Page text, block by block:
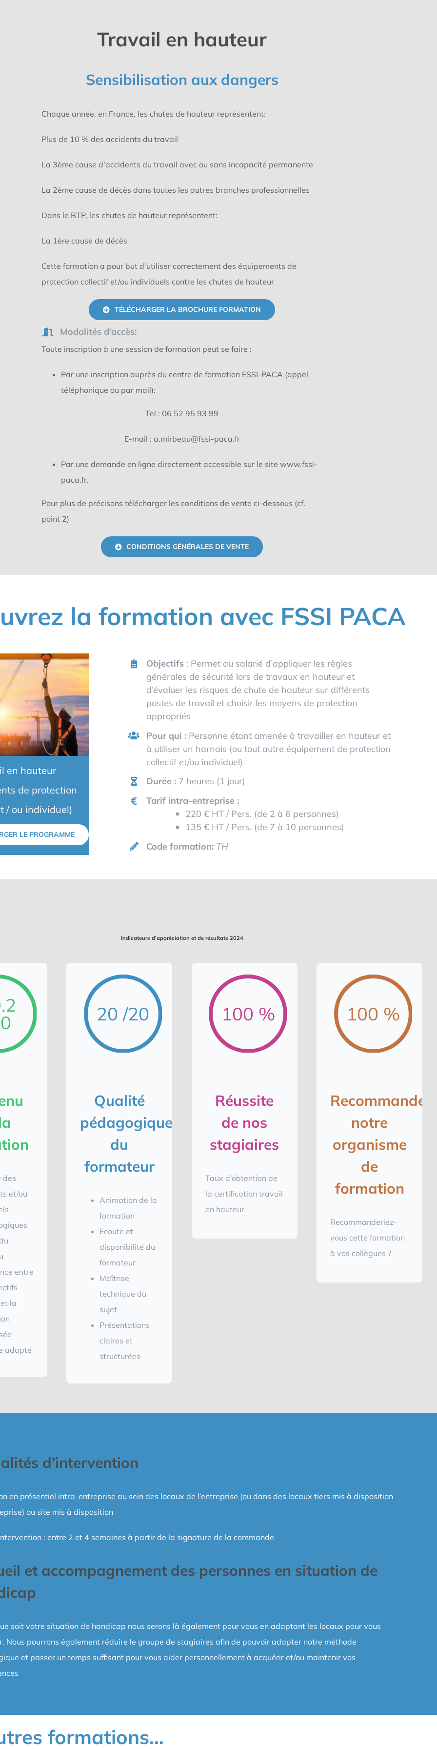
Travail en hauteur
Sensibilisation aux dangers
Chaque année, en France, les chutes de hauteur représentent:
Plus de 10 % des accidents du travail
La 3ème cause d’accidents du travail avec ou sans incapacité permanente
La 2ème cause de décès dans toutes les autres branches professionnelles
Dans le BTP, les chutes de hauteur représentent:
La 1ère cause de décès
Cette formation a pour but d’utiliser correctement des équipements de
protection collectif et/ou individuels contre les chutes de hauteur
TÉLÉCHARGER LA BROCHURE FORMATION
Modalités d’accès:
Toute inscription à une session de formation peut se faire :
Par une inscription auprès du centre de formation FSSI-PACA (appel
téléphonique ou par mail):
Tel : 06 52 95 93 99
E-mail : a.mirbeau@fssi-paca.fr
Par une demande en ligne directement accessible sur le site www.fssi-
paca.fr.
Pour plus de précisons télécharger les conditions de vente ci-dessous (cf.
point 2)
CONDITIONS GÉNÉRALES DE VENTE
la formation avec FSSI PACA
en hauteur
de protection
/ ou individuel)
LE PROGRAMME
Objectifs: Permet au salarié d’appliquer les règles
générales de sécurité lors de travaux en hauteur et
d’évaluer les risques de chute de hauteur sur différents
postes de travail et choisir les moyens de protection
appropriés
Pour qui :Personne étant amenée à travailler en hauteur et
à utiliser un harnais (ou tout autre équipement de protection
collectif et/ou individuel)
Durée : 7 heures (1 jour)
Tarif intra-entreprise :
220 € HT / Pers. (de 2 à 6 personnes)
135 € HT / Pers. (de 7 à 10 personnes)
Code formation: TH
Indicateurs d’appréciation et de résultats 2024
des
et/ou
entre
la
adapté
20 /20
Qualité
pédagogique
du
formateur
Animation de la
formation
Ecoute et
disponibilité du
formateur
Maîtrise
technique du
sujet
Présentations
claires et
structurées
100 %
Réussite
de nos
stagiaires
Taux d’obtention de
la certification travail
en hauteur
100 %
Recommande
notre
organisme
de
formation
Recommanderiez-
vous cette formation
à vos collègues ?
d’intervention
en présentiel intra-entreprise au sein des locaux de l’entreprise (ou dans des locaux tiers mis à disposition
ou site mis à disposition
: entre 2 et 4 semaines à partir de la signature de la commande
et accompagnement des personnes en situation de
soit votre situation de handicap nous serons là également pour vous en adaptant les locaux pour vous
Nous pourrons également réduire le groupe de stagiaires afin de pouvoir adapter notre méthode
et passer un temps suffisant pour vous aider personnellement à acquérir et/ou maintenir vos
formations…